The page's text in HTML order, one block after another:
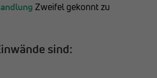
Zweifel gekonnt zu
sind: